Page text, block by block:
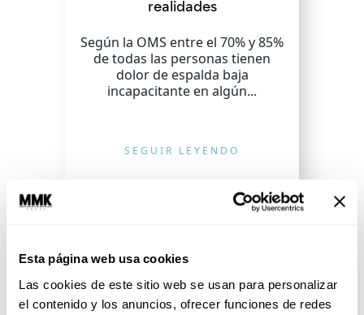
Esta página web usa cookies
Las cookies de este sitio web se usan para personalizar
el contenido y los anuncios, ofrecer funciones de redes
realidades
Según la OMS entre el 70% y 85%
de todas las personas tienen
dolor de espalda baja
incapacitante en algún...
SEGUIR LEYENDO